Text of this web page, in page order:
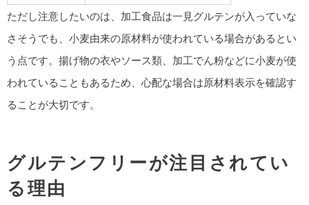
ただし注意したいのは、加工食品は一見グルテンが入っていな
さそうでも、小麦由来の原材料が使われている場合があるとい
う点です。揚げ物の衣やソース類、加工でん粉などに小麦が使
われていることもあるため、心配な場合は原材料表示を確認す
ることが大切です。
グルテンフリーが注目されてい
る理由